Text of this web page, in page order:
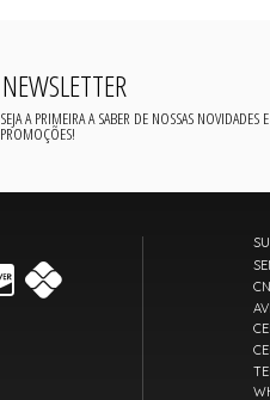
NEWSLETTER
SEJA A PRIMEIRA A SABER DE NOSSAS NOVIDADES E
PROMOÇÕES!